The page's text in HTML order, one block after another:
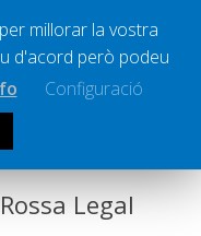
Legal
millorar la vostra
d'acord però podeu
Configuració